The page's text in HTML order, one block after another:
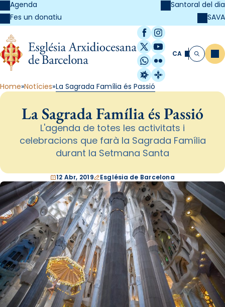
Agenda
Fes un donatiu
Santoral del dia
SAVA
Facebook
Instagram
X / Twitter
YouTube
WhatsApp
Flickr
Radio Estel
Catalunya
CA Cerca
Home Notícies La Sagrada Família és Passió
La Sagrada Família és Passió
L'agenda de totes les activitats i
celebracions que farà la Sagrada Família
durant la Setmana Santa
12 Abr, 2019 Església de Barcelona